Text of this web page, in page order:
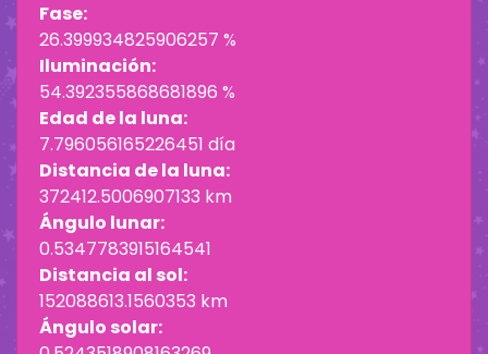
Fase:
26.399934825906257 %
Iluminación:
54.392355868681896 %
Edad de la luna:
7.796056165226451 día
Distancia de la luna:
372412.5006907133 km
Ángulo lunar:
0.5347783915164541
Distancia al sol:
152088613.1560353 km
Ángulo solar: